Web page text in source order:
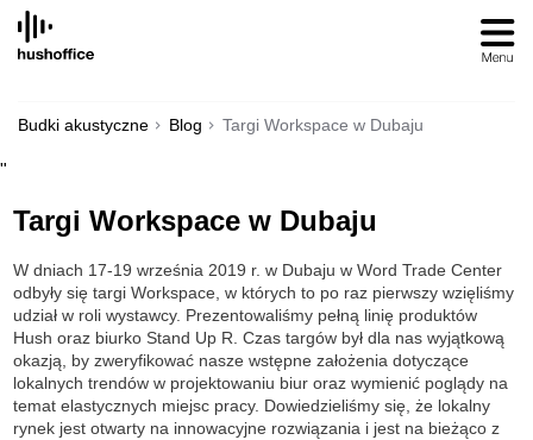
SKIP
CONTENT
Budki akustyczne Blog Targi Workspace w Dubaju
"
Targi Workspace w Dubaju
W dniach 17-19 września 2019 r. w Dubaju w Word Trade Center
odbyły się targi Workspace, w których to po raz pierwszy wzięliśmy
udział w roli wystawcy. Prezentowaliśmy pełną linię produktów
Hush oraz biurko Stand Up R. Czas targów był dla nas wyjątkową
okazją, by zweryfikować nasze wstępne założenia dotyczące
lokalnych trendów w projektowaniu biur oraz wymienić poglądy na
temat elastycznych miejsc pracy. Dowiedzieliśmy się, że lokalny
rynek jest otwarty na innowacyjne rozwiązania i jest na bieżąco z